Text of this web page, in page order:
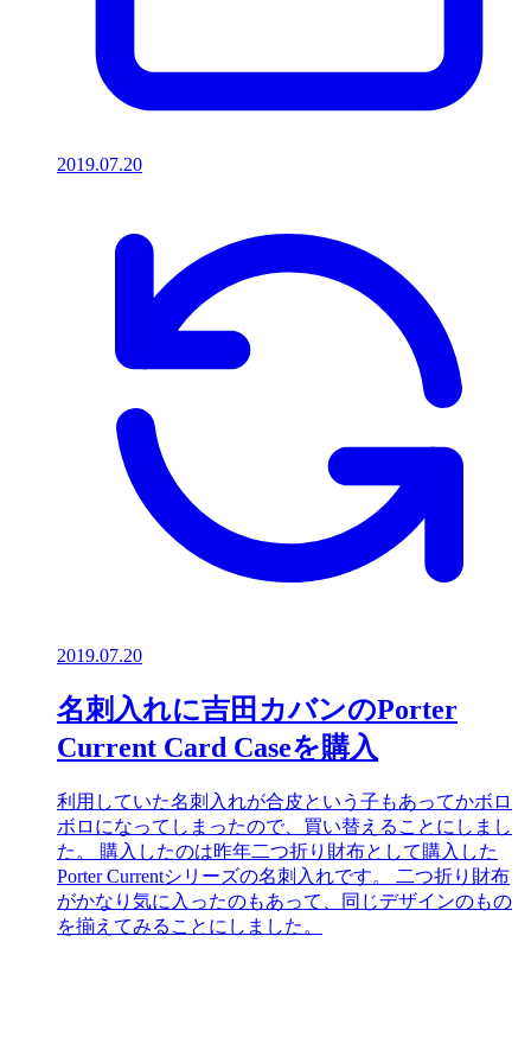
2019.07.20
2019.07.20
名刺入れに吉田カバンのPorter
Current Card Caseを購入
利用していた名刺入れが合皮という子もあってかボロ
ボロになってしまったので、買い替えることにしまし
た。 購入したのは昨年二つ折り財布として購入した
Porter Currentシリーズの名刺入れです。 二つ折り財布
がかなり気に入ったのもあって、同じデザインのもの
を揃えてみることにしました。